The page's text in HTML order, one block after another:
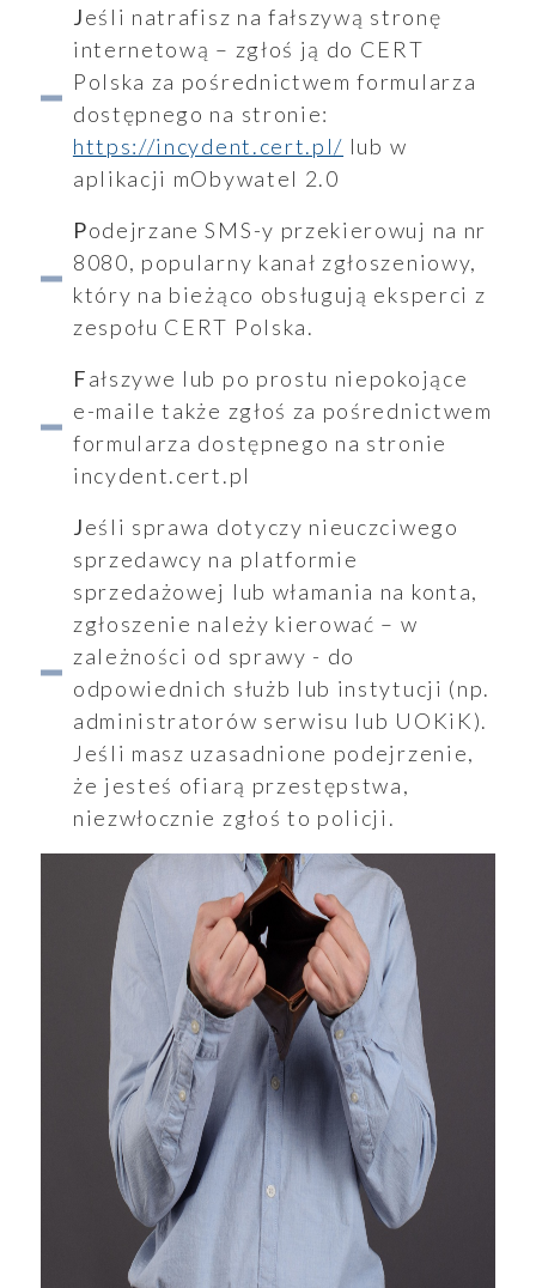
Jeśli natrafisz na fałszywą stronę
internetową – zgłoś ją do CERT
Polska za pośrednictwem formularza
dostępnego na stronie:
https://incydent.cert.pl/ lub w
aplikacji mObywatel 2.0
Podejrzane SMS-y przekierowuj na nr
8080, popularny kanał zgłoszeniowy,
który na bieżąco obsługują eksperci z
zespołu CERT Polska.
Fałszywe lub po prostu niepokojące
e-maile także zgłoś za pośrednictwem
formularza dostępnego na stronie
incydent.cert.pl
Jeśli sprawa dotyczy nieuczciwego
sprzedawcy na platformie
sprzedażowej lub włamania na konta,
zgłoszenie należy kierować – w
zależności od sprawy - do
odpowiednich służb lub instytucji (np.
administratorów serwisu lub UOKiK).
Jeśli masz uzasadnione podejrzenie,
że jesteś ofiarą przestępstwa,
niezwłocznie zgłoś to policji.